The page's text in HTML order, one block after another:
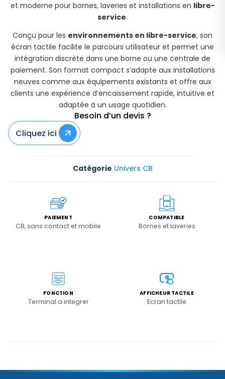
et moderne pour bornes, laveries et installations en libre-
service.
Conçu pour les environnements en libre-service, son
écran tactile facilite le parcours utilisateur et permet une
intégration discrète dans une borne ou une centrale de
paiement. Son format compact s’adapte aux installations
neuves comme aux équipements existants et offre aux
clients une expérience d’encaissement rapide, intuitive et
adaptée à un usage quotidien.
Besoin d’un devis ?
Cliquez ici
Univers CB
PAIEMENT
CB, sans contact et mobile
COMPATIBLE
Bornes et laveries
FONCTION
Terminal a integrer
AFFICHEUR TACTILE
Ecran tactile